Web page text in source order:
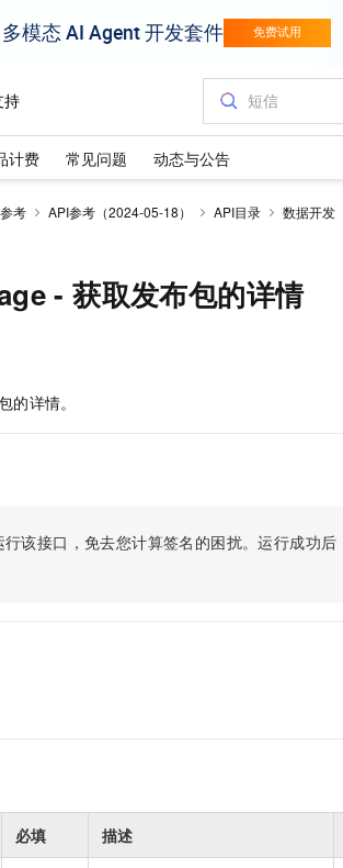
计费 常见问题 动态与公告
考 API参考（2024-05-18） API目录 数据开发
- 获取发布包的详情
的详情。
行该接口，免去您计算签名的困扰。运行成功
必填 描述